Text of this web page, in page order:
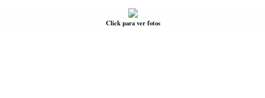
Click para ver fotos